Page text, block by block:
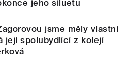
jeho siluetu
jsme měly vlastní
její spolubydlící z kolejí